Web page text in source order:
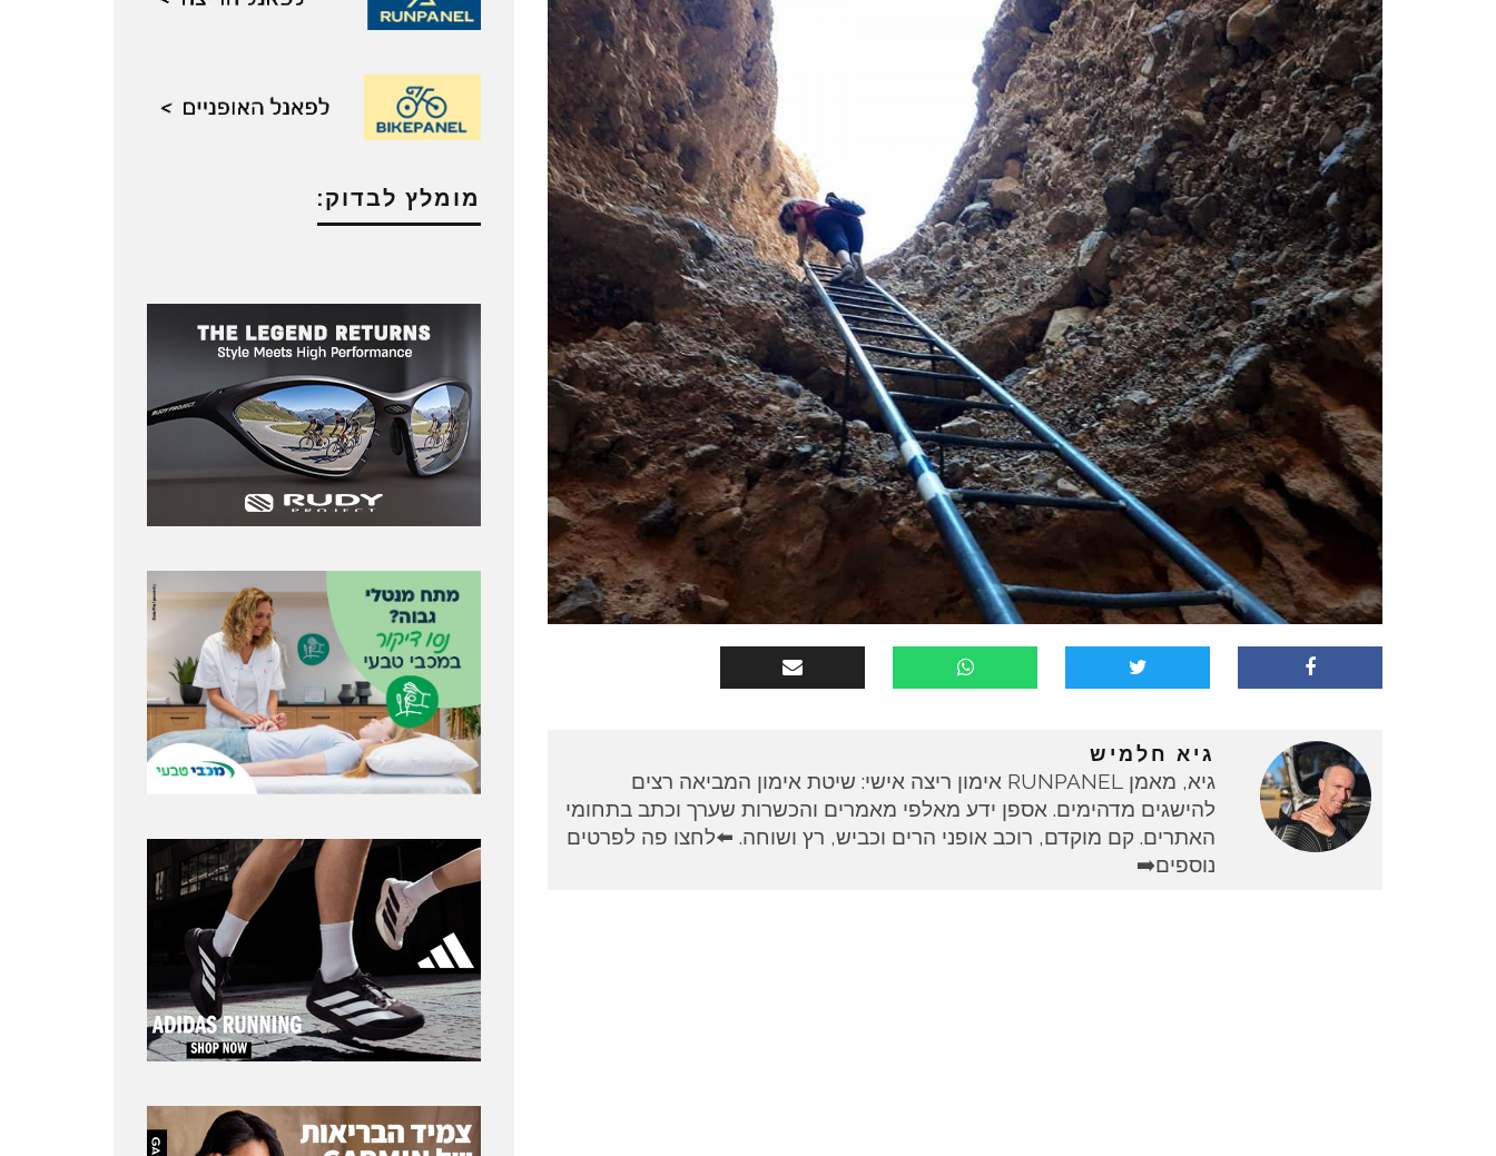
גיא חלמיש
גיא, מאמן RUNPANEL אימון ריצה אישי: שיטת אימון המביאה רצים
להישגים מדהימים. אספן ידע מאלפי מאמרים והכשרות שערך וכתב בתחומי
האתרים. קם מוקדם, רוכב אופני הרים וכביש, רץ ושוחה. ⬅️לחצו פה לפרטים
נוספים➡️
מומלץ לבדוק: